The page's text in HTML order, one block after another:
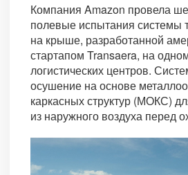
Компания Amazon провела
полевые испытания системы
на крыше, разработанной
стартапом Transaera, на
логистических центров.
осушение на основе
каркасных структур (МОКС)
из наружного воздуха перед